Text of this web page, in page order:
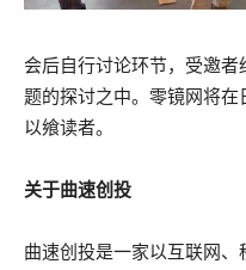
会后自行讨论环节，受邀
题的探讨之中。零镜网将
以飨读者。
关于曲速创投
曲速创投是一家以互联网